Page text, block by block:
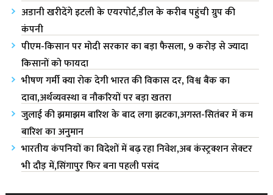
अडानी खरीदेंगे इटली के एयरपोर्ट,डील के करीब पहुंची ग्रुप की
कंपनी
पीएम-किसान पर मोदी सरकार का बड़ा फैसला, 9 करोड़ से ज्यादा
किसानों को फायदा
भीषण गर्मी क्या रोक देगी भारत की विकास दर, विश्व बैंक का
दावा,अर्थव्यवस्था व नौकरियों पर बड़ा खतरा
जुलाई की झमाझम बारिश के बाद लगा झटका,अगस्त-सितंबर में कम
बारिश का अनुमान
भारतीय कंपनियों का विदेशों में बढ़ रहा निवेश,अब कंस्ट्रक्शन सेक्टर
भी दौड़ में,सिंगापुर फिर बना पहली पसंद